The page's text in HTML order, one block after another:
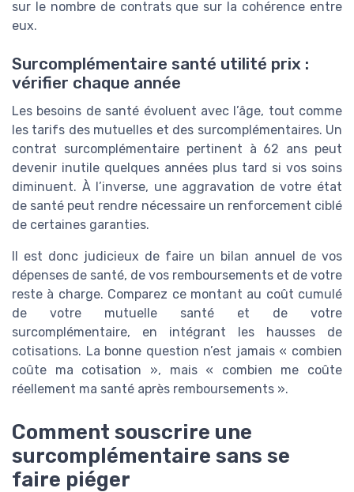
sur le nombre de contrats que sur la cohérence entre
eux.
Surcomplémentaire santé utilité prix :
vérifier chaque année
Les besoins de santé évoluent avec l’âge, tout comme
les tarifs des mutuelles et des surcomplémentaires. Un
contrat surcomplémentaire pertinent à 62 ans peut
devenir inutile quelques années plus tard si vos soins
diminuent. À l’inverse, une aggravation de votre état
de santé peut rendre nécessaire un renforcement ciblé
de certaines garanties.
Il est donc judicieux de faire un bilan annuel de vos
dépenses de santé, de vos remboursements et de votre
reste à charge. Comparez ce montant au coût cumulé
de votre mutuelle santé et de votre
surcomplémentaire, en intégrant les hausses de
cotisations. La bonne question n’est jamais « combien
coûte ma cotisation », mais « combien me coûte
réellement ma santé après remboursements ».
Comment souscrire une
surcomplémentaire sans se
faire piéger